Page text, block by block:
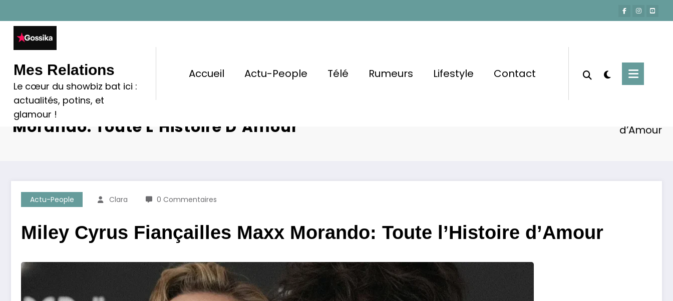
au
contenu
Mes Relations
Le cœur du showbiz bat ici :
actualités, potins, et
glamour !
Accueil Actu-People Télé Rumeurs Lifestyle Contact
Miley Cyrus Fiançailles Maxx
Morando: Toute L’Histoire D’Amour
d’Amour
Actu-People Clara 0 Commentaires
Miley Cyrus Fiançailles Maxx Morando: Toute l’Histoire d’Amour